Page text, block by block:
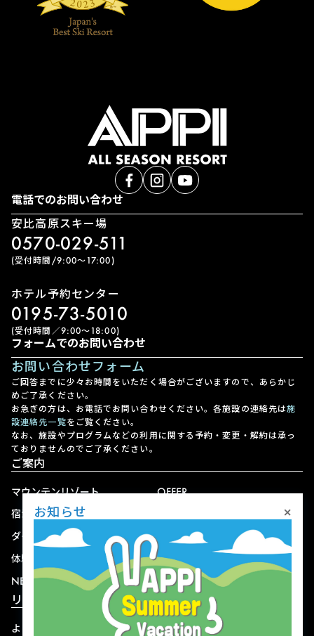
電話でのお問い合わせ
安比高原スキー場
0570-029-511
(受付時間/9:00〜17:00)
ホテル予約センター
0195-73-5010
(受付時間／9:00〜18:00)
フォームでのお問い合わせ
お問い合わせフォーム
ご回答までに少々お時間をいただく場合がございますので、あらかじ
めご了承ください。
お急ぎの方は、お電話でお問い合わせください。各施設の連絡先は施
設連絡先一覧をご覧ください。
なお、施設やプログラムなどの利用に関する予約・変更・解約は承っ
ておりませんのでご了承ください。
ご案内
マウンテンリゾート
宿泊
ダイニング
体験
NEWS
OFFER
ショップ
リゾート情報
よくある質問 関連施設
お知らせ ×